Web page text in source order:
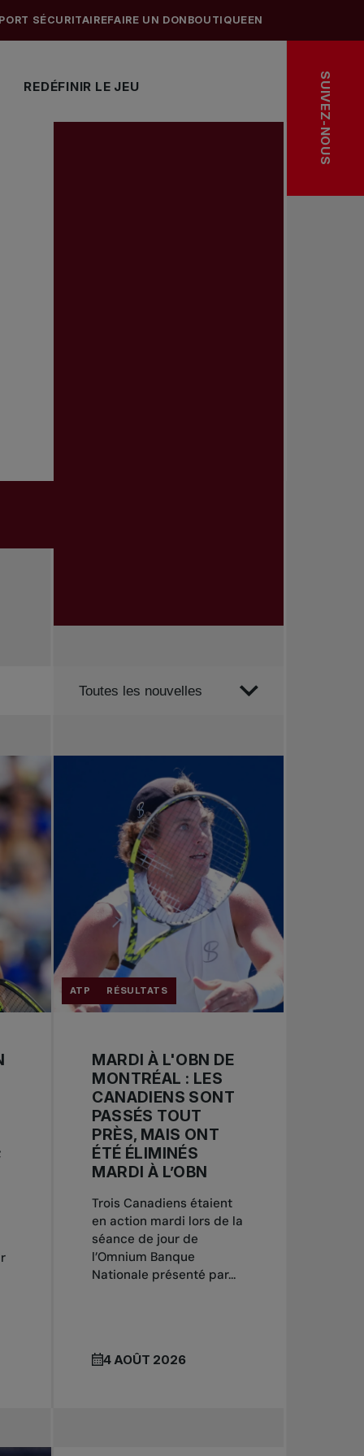
REDÉFINIR LE JEU
SÉCURITAIREFAIRE UN DON BOUTIQUEEN
SUIVEZ-NOUS
Trier par
Toutes les nouvelles
Tennis professionnel
Redéfinir le jeu
Tournois nationaux
ATP RÉSULTATS
MARDI À L'OBN DE
MONTRÉAL : LES
CANADIENS SONT
PASSÉS TOUT
PRÈS, MAIS ONT
ÉTÉ ÉLIMINÉS
MARDI À L’OBN
Trois Canadiens étaient
en action mardi lors de la
séance de jour de
l’Omnium Banque
Nationale présenté par...
4 AOÛT 2026